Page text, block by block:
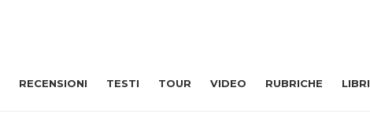
RECENSIONI TESTI TOUR VIDEO RUBRICHE LIBRI